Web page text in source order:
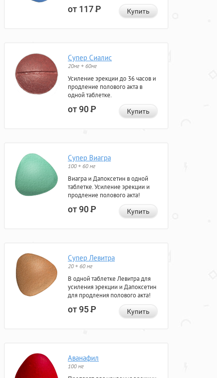
от 117Р Купить
Супер Сиалис
20мг + 60мг
Усиление эрекции до 36 часов и
продление полового акта в
одной таблетке.
от 90Р Купить
Супер Виагра
100 + 60 мг
Виагра и Дапоксетин в одной
таблетке. Усиление эрекции и
продление полового акта!
от 90Р Купить
Супер Левитра
20 + 60 мг
В одной таблетке Левитра для
усиления эрекции и Дапоксетин
для продления полового акта!
от 95Р Купить
Аванафил
100 мг